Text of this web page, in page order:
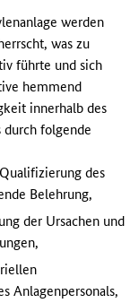
werden
was zu
führte und sich
hemmend
innerhalb des
folgende
des
Belehrung,
der Ursachen und
Anlagenpersonals,